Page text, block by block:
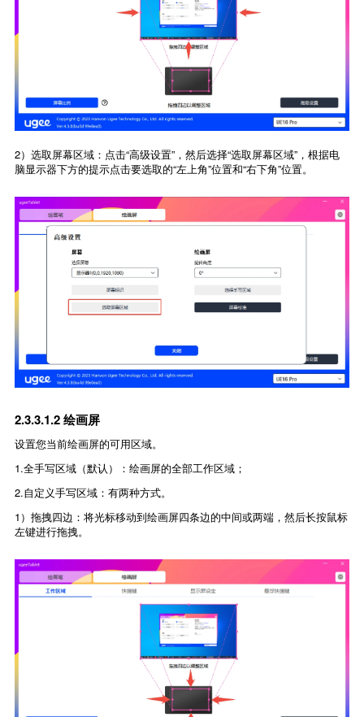
2）选取屏幕区域：点击“高级设置”，然后选择“选取屏幕区域”，根据电
脑显示器下方的提示点击要选取的“左上角”位置和“右下角”位置。
2.3.3.1.2 绘画屏
设置您当前绘画屏的可用区域。
1.全手写区域（默认）：绘画屏的全部工作区域；
2.自定义手写区域：有两种方式。
1）拖拽四边：将光标移动到绘画屏四条边的中间或两端，然后长按鼠标
左键进行拖拽。